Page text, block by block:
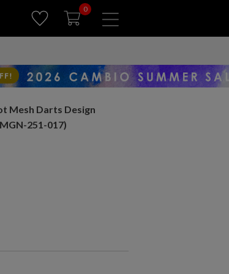
0
Mesh Darts Design
251-017)